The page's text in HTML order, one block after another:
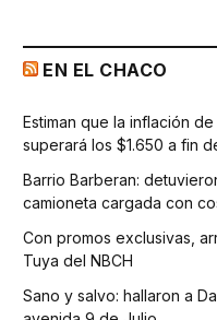
EN EL CHACO
Estiman que la inflación
superará los $1.650 a fin
Barrio Barberan:
camioneta cargada con
Con promos exclusivas,
Tuya del NBCH
Sano y salvo: hallaron a